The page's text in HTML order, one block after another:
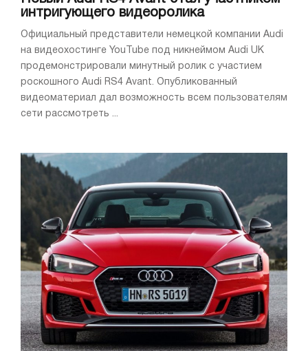
интригующего видеоролика
Официальный представители немецкой компании Audi
на видеохостинге YouTube под никнеймом Audi UK
продемонстрировали минутный ролик с участием
роскошного Audi RS4 Avant. Опубликованный
видеоматериал дал возможность всем пользователям
сети рассмотреть ...